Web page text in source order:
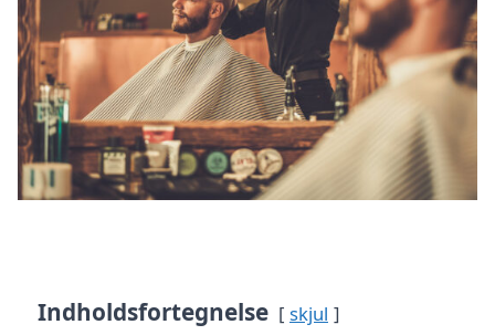
Indholdsfortegnelse skjul